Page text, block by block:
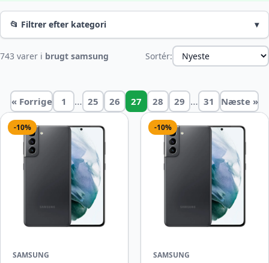
📂 Filtrer efter kategori ▾
743 varer i brugt samsung Sortér:
« Forrige 1 … 25 26 27 28 29 … 31 Næste »
-10%
SAMSUNG
-10%
SAMSUNG